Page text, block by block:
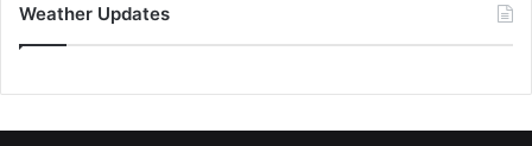
Weather Updates